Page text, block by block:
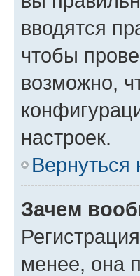
вводятся
чтобы
возможно,
настроек.
Вернуться
Зачем
менее, она